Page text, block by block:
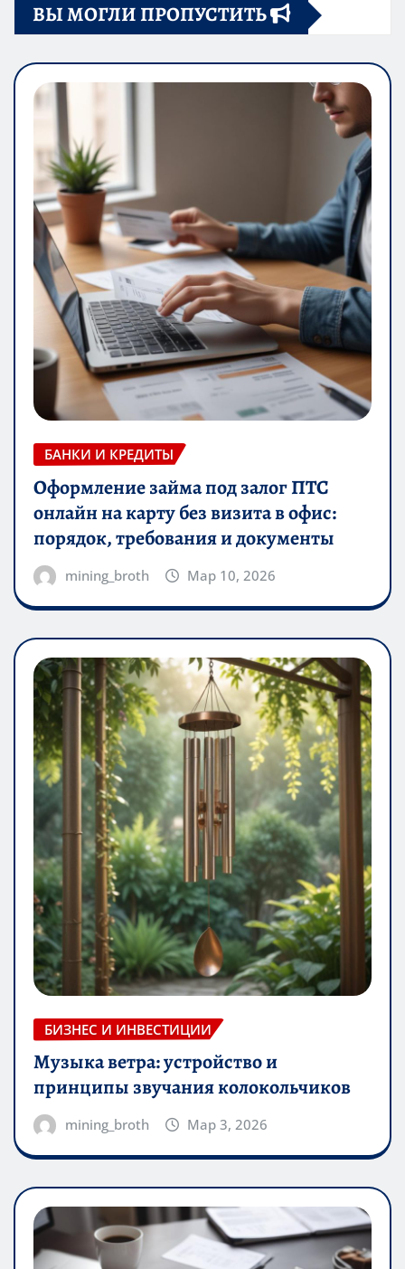
ВЫ МОГЛИ ПРОПУСТИТЬ
БАНКИ И КРЕДИТЫ
Оформление займа под залог ПТС
онлайн на карту без визита в офис:
порядок, требования и документы
mining_broth Мар 10, 2026
БИЗНЕС И ИНВЕСТИЦИИ
Музыка ветра: устройство и
принципы звучания колокольчиков
mining_broth Мар 3, 2026